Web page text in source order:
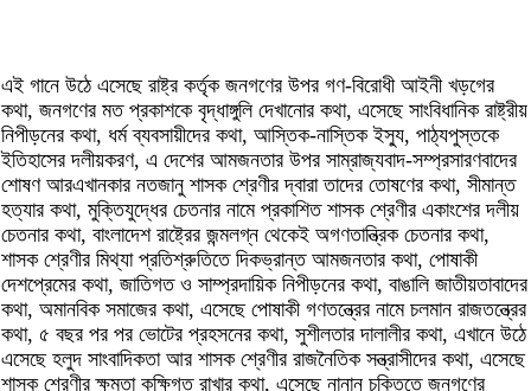
এই গানে উঠে এসেছে রাষ্ট্র কর্তৃক জনগণের উপর গণ-বিরোধী আইনী খড়গের
কথা, জনগণের মত প্রকাশকে বৃদ্ধাঙ্গুলি দেখানোর কথা, এসেছে সাংবিধানিক রাষ্ট্রীয়
নিপীড়নের কথা, ধর্ম ব্যবসায়ীদের কথা, আস্তিক-নাস্তিক ইস্যু, পাঠ্যপুস্তকে
ইতিহাসের দলীয়করণ, এ দেশের আমজনতার উপর সাম্রাজ্যবাদ-সম্প্রসারণবাদের
শোষণ আরএখানকার নতজানু শাসক শ্রেণীর দ্বারা তাদের তোষণের কথা, সীমান্ত
হত্যার কথা, মুক্তিযুদ্ধের চেতনার নামে প্রকাশিত শাসক শ্রেণীর একাংশের দলীয়
চেতনার কথা, বাংলাদেশ রাষ্ট্রের জন্মলগ্ন থেকেই অগণতান্ত্রিক চেতনার কথা,
শাসক শ্রেণীর মিথ্যা প্রতিশ্রুতিতে দিকভ্রান্ত আমজনতার কথা, পোষাকী
দেশপ্রেমের কথা, জাতিগত ও সাম্প্রদায়িক নিপীড়নের কথা, বাঙালি জাতীয়তাবাদের
কথা, অমানবিক সমাজের কথা, এসেছে পোষাকী গণতন্ত্রের নামে চলমান রাজতন্ত্রের
কথা, ৫ বছর পর পর ভোটের প্রহসনের কথা, সুশীলতার দালালীর কথা, এখানে উঠে
এসেছে হলুদ সাংবাদিকতা আর শাসক শ্রেণীর রাজনৈতিক সন্ত্রাসীদের কথা, এসেছে
শাসক শ্রেণীর ক্ষমতা কুক্ষিগত রাখার কথা, এসেছে নানান চুক্তিতে জনগণের